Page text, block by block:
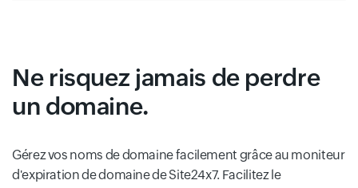
Ne risquez jamais de perdre
un domaine.
Gérez vos noms de domaine facilement grâce au moniteur
d'expiration de domaine de Site24x7. Facilitez le